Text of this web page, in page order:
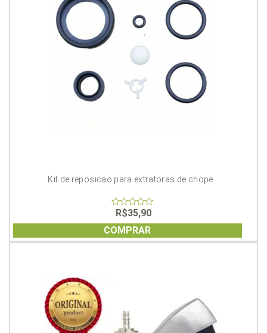
Kit de reposicao para extratoras de chope
of
5
R$35,90
COMPRAR